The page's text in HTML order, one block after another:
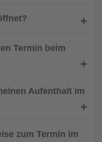
Termin beim
Aufenthalt im
zum Termin im